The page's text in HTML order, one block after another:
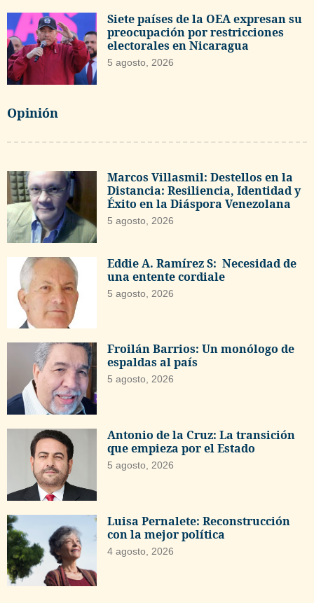
Siete países de la OEA expresan su
preocupación por restricciones
electorales en Nicaragua
5 agosto, 2026
Opinión
Marcos Villasmil: Destellos en la
Distancia: Resiliencia, Identidad y
Éxito en la Diáspora Venezolana
5 agosto, 2026
Eddie A. Ramírez S: Necesidad de
una entente cordiale
5 agosto, 2026
Froilán Barrios: Un monólogo de
espaldas al país
5 agosto, 2026
Antonio de la Cruz: La transición
que empieza por el Estado
5 agosto, 2026
Luisa Pernalete: Reconstrucción
con la mejor política
4 agosto, 2026